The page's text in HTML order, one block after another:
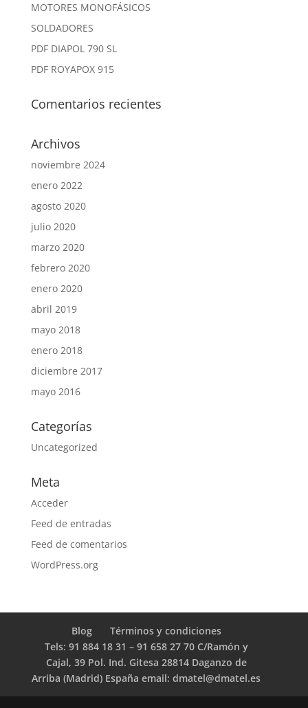
MOTORES MONOFÁSICOS
SOLDADORES
PDF DIAPOL 790 SL
PDF ROYAPOX 915
Comentarios recientes
Archivos
noviembre 2024
enero 2022
agosto 2020
julio 2020
marzo 2020
febrero 2020
enero 2020
abril 2019
mayo 2018
enero 2018
diciembre 2017
mayo 2016
Categorías
Uncategorized
Meta
Acceder
Feed de entradas
Feed de comentarios
WordPress.org
Blog
Términos y condiciones
Tels: 91 884 18 31 – 91 658 27 70 C/Ramón y
Cajal, 39 Pol. Ind. Gitesa 28814 Daganzo de
Arriba (Madrid) España email: dmatel@dmatel.es